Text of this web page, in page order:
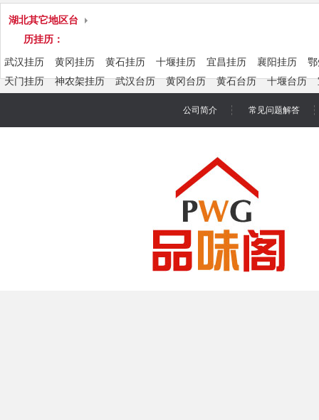
湖北其它地区台
历挂历：
武汉挂历 黄冈挂历 黄石挂历 十堰挂历 宜昌挂历 襄阳挂历
天门挂历
神农架挂历 武汉台历 黄冈台历 黄石台历 十堰台历
公司简介 常见问题解答